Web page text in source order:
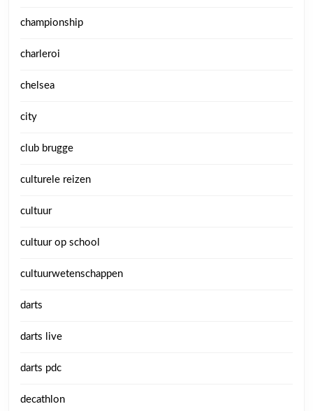
championship
charleroi
chelsea
city
club brugge
culturele reizen
cultuur
cultuur op school
cultuurwetenschappen
darts
darts live
darts pdc
decathlon